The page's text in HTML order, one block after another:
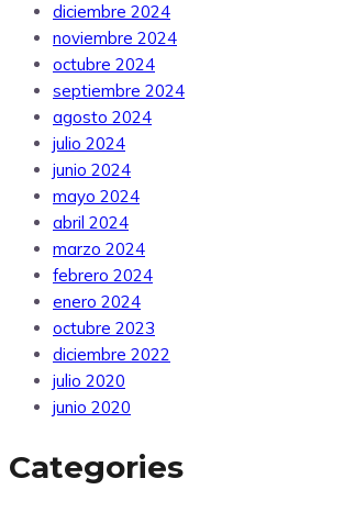
diciembre 2024
noviembre 2024
octubre 2024
septiembre 2024
agosto 2024
julio 2024
junio 2024
mayo 2024
abril 2024
marzo 2024
febrero 2024
enero 2024
octubre 2023
diciembre 2022
julio 2020
junio 2020
Categories